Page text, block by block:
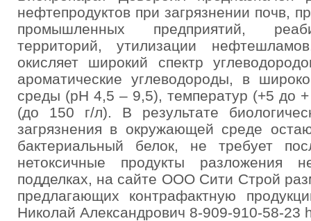
нефтепродуктов при загрязнении почв,
промышленных предприятий,
территорий, утилизации
окисляет широкий спектр
ароматические углеводороды, в
среды (рН 4,5 – 9,5), температур (+5 до
(до 150 г/л). В результате
загрязнения в окружающей среде
бактериальный белок, не требует
нетоксичные продукты разложения
подделках, на сайте ООО Сити Строй
предлагающих контрафактную
Николай Александрович 8-909-910-58-23